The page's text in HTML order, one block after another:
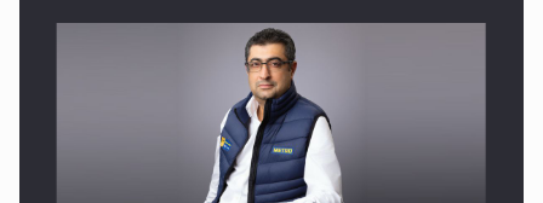
CEO Conference - Shaping The Future - Technology and…